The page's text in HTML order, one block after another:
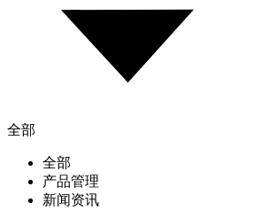
全部
全部
产品管理
新闻资讯